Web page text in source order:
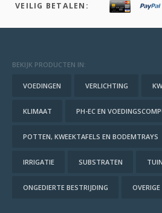
VEILIG BETALEN:
BEKIJK PRODUCTEN IN:
VOEDINGEN VERLICHTING
KLIMAAT PH-EC EN
POTTEN, KWEEKTAFELS EN BODEMTRAYS
IRRIGATIE SUBSTRATEN
ONGEDIERTE BESTRIJDING OVERIGE